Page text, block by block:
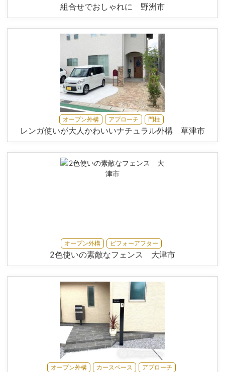
組合せでおしゃれに 野洲市
オープン外構 アプローチ 門柱
レンガ使いが大人かわいいナチュラル外構 草津市
オープン外構 ビフォーアフター
2色使いの素敵なフェンス 大津市
オープン外構 カースペース アプローチ